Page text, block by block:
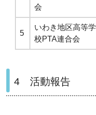
会
5
いわき地区高等学
校PTA連合会
4 活動報告